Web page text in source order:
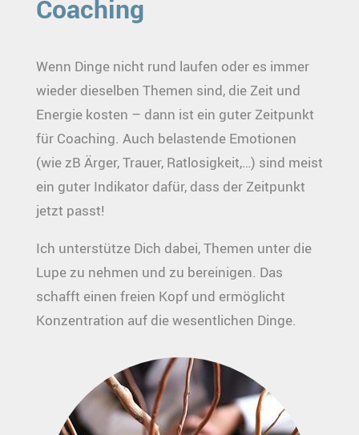
Coaching
Wenn Dinge nicht rund laufen oder es immer
wieder dieselben Themen sind, die Zeit und
Energie kosten – dann ist ein guter Zeitpunkt
für Coaching. Auch belastende Emotionen
(wie zB Ärger, Trauer, Ratlosigkeit,…) sind meist
ein guter Indikator dafür, dass der Zeitpunkt
jetzt passt!
Ich unterstütze Dich dabei, Themen unter die
Lupe zu nehmen und zu bereinigen. Das
schafft einen freien Kopf und ermöglicht
Konzentration auf die wesentlichen Dinge.